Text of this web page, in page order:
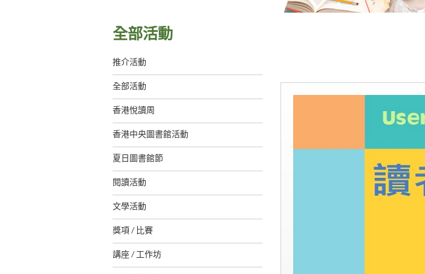
全部活動
推介活動
全部活動
香港悅讀周
香港中央圖書館活動
夏日圖書館節
閱讀活動
文學活動
獎項 / 比賽
講座 / 工作坊